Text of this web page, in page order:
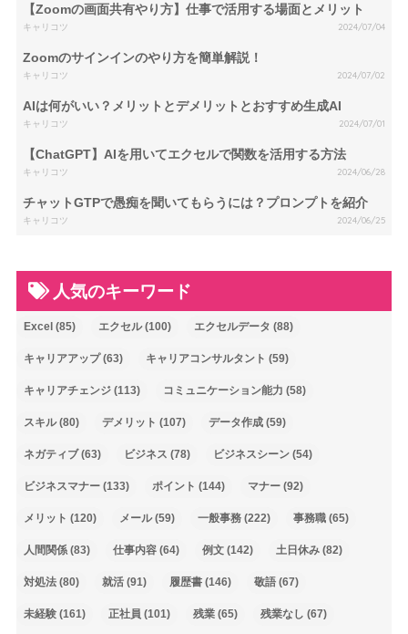
【Zoomの画面共有やり方】仕事で活用する場面とメリット
キャリコツ 2024/07/04
Zoomのサインインのやり方を簡単解説！
キャリコツ 2024/07/02
AIは何がいい？メリットとデメリットとおすすめ生成AI
キャリコツ 2024/07/01
【ChatGPT】AIを用いてエクセルで関数を活用する方法
キャリコツ 2024/06/28
チャットGTPで愚痴を聞いてもらうには？プロンプトを紹介
キャリコツ 2024/06/25
人気のキーワード
Excel (85) エクセル(100) エクセルデータ (88)
キャリアアップ(63) キャリアコンサルタント (59)
キャリアチェンジ(113) コミュニケーション能力 (58)
スキル(80) デメリット (107) データ作成(59)
ネガティブ(63) ビジネス (78) ビジネスシーン(54)
ビジネスマナー(133) ポイント (144) マナー(92)
メリット (120) メール(59) 一般事務(222) 事務職(65)
人間関係(83) 仕事内容(64) 例文(142) 土日休み(82)
対処法(80) 就活(91) 履歴書(146) 敬語(67)
未経験(161) 正社員 (101) 残業(65) 残業なし (67)